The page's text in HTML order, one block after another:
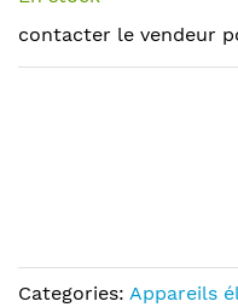
images
gallery
contacter le vendeur
Categories: Appareils